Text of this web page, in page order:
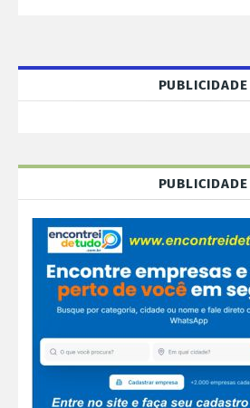
PUBLICIDADE
PUBLICIDADE